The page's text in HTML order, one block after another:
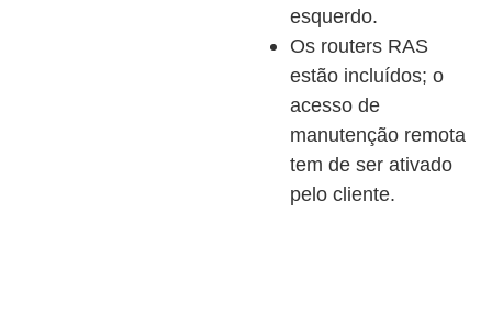
esquerdo.
Os routers RAS
estão incluídos; o
acesso de
manutenção remota
tem de ser ativado
pelo cliente.